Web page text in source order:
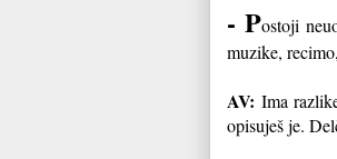
- Postoji
muzike,
AV: Ima
opisuješ je.